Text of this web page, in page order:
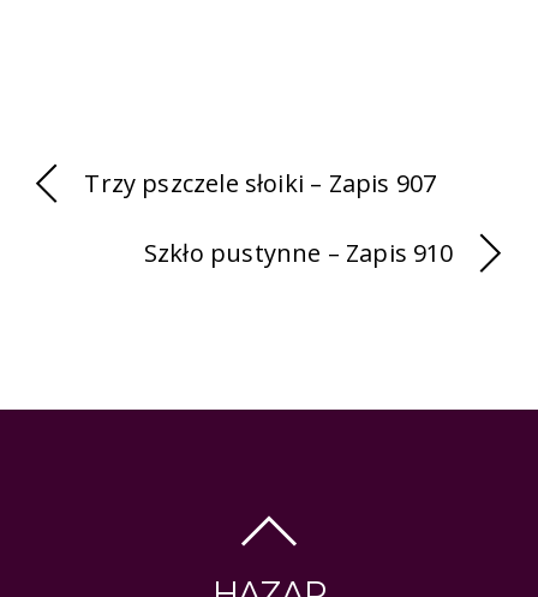
Trzy pszczele słoiki – Zapis 907
Szkło pustynne – Zapis 910